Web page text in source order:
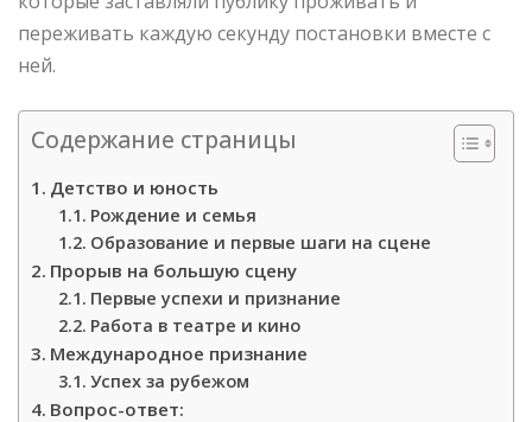
переживать каждую секунду постановки вместе с
ней.
Содержание страницы
Детство и юность
Рождение и семья
Образование и первые шаги на сцене
Прорыв на большую сцену
Первые успехи и признание
Работа в театре и кино
Международное признание
Успех за рубежом
Вопрос-ответ: